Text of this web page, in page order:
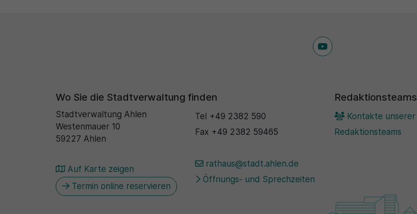
Wo Sie die Stadtverwaltung finden
Stadtverwaltung Ahlen
Westenmauer 10
59227 Ahlen
Auf Karte zeigen
Termin online reservieren
Tel +49 2382 590
Fax +49 2382 59465
rathaus@stadt.ahlen.de
Öffnungs- und Sprechzeiten
Redaktionsteams
Kontakte unserer
Redaktionsteams